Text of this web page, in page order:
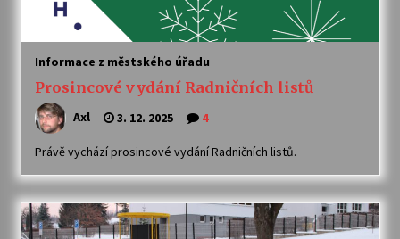
Informace z městského úřadu
Prosincové vydání Radničních listů
Axl 3. 12. 2025 4
Právě vychází prosincové vydání Radničních listů.